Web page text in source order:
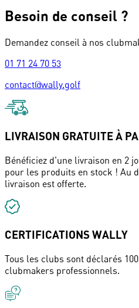
Besoin de conseil ?
Demandez conseil à nos
01 71 24 70 53
contact@wally.golf
LIVRAISON GRATUITE À
Bénéficiez d'une livraison en 2
pour les produits en stock ! Au
livraison est offerte.
CERTIFICATIONS WALLY
Tous les clubs sont déclarés
clubmakers professionnels.